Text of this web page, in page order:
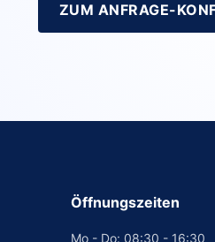
ZUM ANFRAGE-
Öffnungszeiten
Mo - Do: 08:30 - 16:30